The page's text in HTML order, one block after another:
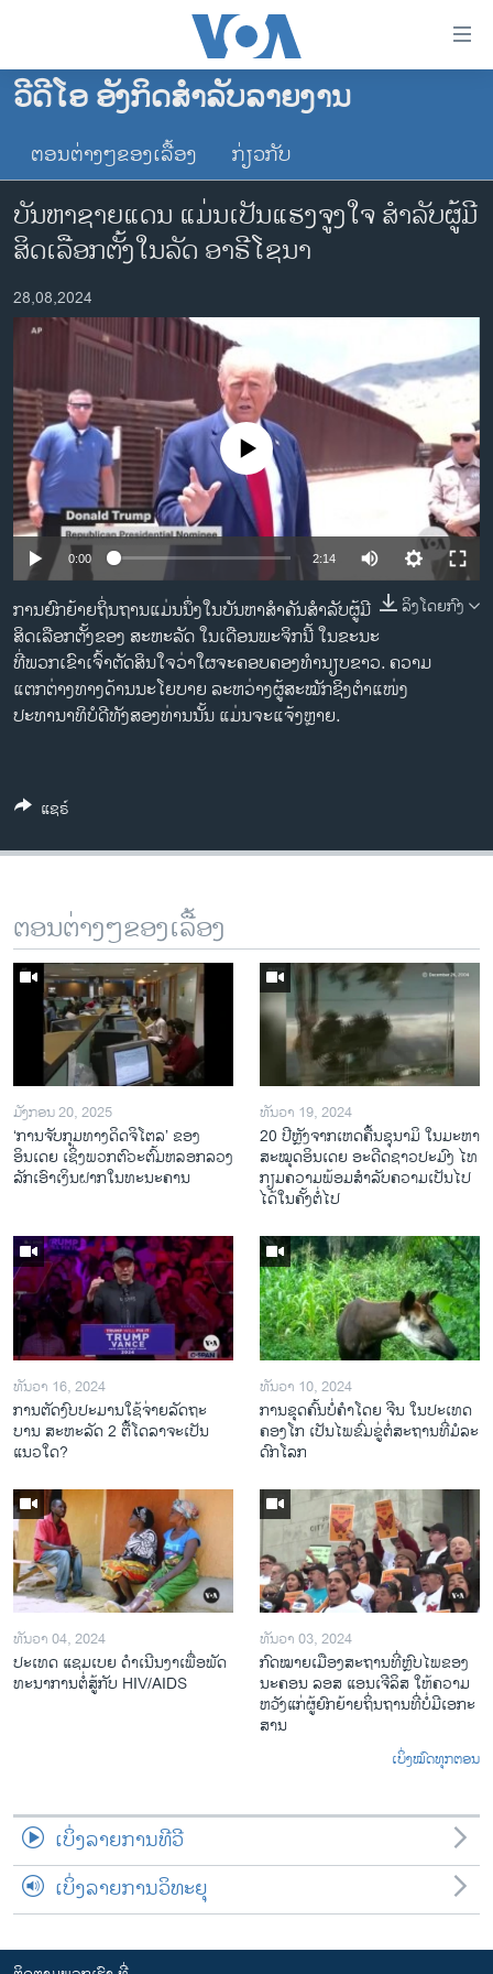
ເຂົ້າ
ຂ້າມ
ຂ້າມ
ໄປ
ຫາ
ຊອກ
ຄົ້ນ
ໂຮມເພຈ
ລາວ
ອາເມຣິກາ
ການເລືອກຕັ້ງ ປະທານາທີບໍດີ ສະຫະລັດ 2024
ໂລກ
ອິດສະຫຼະພາບດ້ານການຂ່າວ
ຊີວິດຊາວລາວ
ຊຸມຊົນຊາວລາວ
ວິທະຍາສາດ-ເທັກໂນໂລຈີ
ທຸລະກິດ
ວີດີໂອ
ສຽງ
ລາຍການກະຈາຍສຽງ
ຕິດຕາມພວກເຮົາ ທີ່
ວີດີໂອ ອັງກິດສຳລັບລາຍງານ
ຕອນຕ່າງໆຂອງເລື້ອງ ກ່ຽວກັບ
ບັນຫາຊາຍແດນ ແມ່ນເປັນແຮງຈູງໃຈ ສຳລັບຜູ້ມີ
ສິດເລືອກຕັ້ງໃນລັດ ອາຣີໂຊນາ
28,08,2024
No media source currently available
0:00 2:14
ລິງໂດຍກົງ
ການຍົກຍ້າຍຖິ່ນຖານແມ່ນນຶ່ງໃນບັນຫາສຳຄັນສຳລັບຜູ້ມີ
ສິດເລືອກຕັ້ງຂອງ ສະຫະລັດ ໃນເດືອນພະຈິກນີ້ ໃນຂະນະ
ທີ່ພວກເຂົາເຈົ້າຕັດສິນໃຈວ່າໃຜຈະຄອບຄອງທຳນຽບຂາວ. ຄວາມ
ແຕກຕ່າງທາງດ້ານນະໂຍບາຍ ລະຫວ່າງຜູ້ສະໝັກຊິງຕຳແໜ່ງ
ປະທານາທິບໍດີທັງສອງທ່ານນັ້ນ ແມ່ນຈະແຈ້ງຫຼາຍ.
ແຊຣ໌
ຕອນຕ່າງໆຂອງເລື້ອງ
ມັງກອນ 20, 2025
‘ການຈັບກຸມທາງດິດຈິໂຕລ’ ຂອງ
ອິນເດຍ ເຊິ່ງພວກຕົວະຕົ້ມຫລອກລວງ
ລັກເອົາເງິນຝາກໃນທະນະຄານ
ທັນວາ 19, 2024
20 ປີຫຼັງ​ຈາກ​ເຫດ​ຄື້ນ​ຊຸ​ນາ​ມິ ໃນ​ມະ​ຫາ​
ສະ​ໝຸດ​ອິນ​ເດຍ ອະ​ດີດ​ຊາວ​ປະ​ມົງ ໄທ
ກຽມ​ຄວາມ​ພ້ອມ​ສຳ​ລັບ​ຄວາມ​ເປັນ​ໄປ​
ໄດ້​ໃນ​ຄັ້ງ​ຕໍ່​ໄປ
ທັນວາ 16, 2024
ການ​ຕັດ​ງົບ​ປະ​ມານ​ໃຊ້​ຈ່າຍ​ລັດ​ຖະ​
ບານ ສະ​ຫະ​ລັດ 2 ຕື້​ໂດ​ລາ​ຈະ​ເປັນ​
ແນວ​ໃດ?
ທັນວາ 10, 2024
ການ​ຂຸດ​ຄົ້ນ​ບໍ່​ຄຳ​ໂດຍ ຈີນ ໃນ​ປະ​ເທດ
ຄອງ​ໂກ ເປັນ​ໄພ​ຂົ່ມ​ຂູ່​ຕໍ່​ສະ​ຖານ​ທີ່​ມໍ​ລະ​
ດົກ​ໂລກ​
ທັນວາ 04, 2024
ປະ​ເທດ ແຊມ​ເບຍ ດຳ​ເນີນ​ງາ​ເພື່ອ​ພັດ​
ທະ​ນາ​ການ​ຕໍ່​ສູ້​ກັບ​ HIV/AIDS
ທັນວາ 03, 2024
ກົດ​ໝາຍ​ເມືອງ​ສະ​ຖານ​ທີ່ຫຼົບ​ໄພ​ຂອງ​
ນະ​ຄອນ ລອ​ສ ແອນ​ເຈີ​ລິ​ສ ໃຫ້​ຄວາມ​
ຫວັງ​ແກ່​ຜູ້​ຍົກ​ຍ້າຍ​ຖິ່ນ​ຖານ​ທີ່ບໍ່​ມີ​ເອ​ກະ​
ສານ
ເບິ່ງໝົດທຸກຕອນ
ເບິ່ງລາຍການທີວີ
ເບິ່ງລາຍການວິທະຍຸ